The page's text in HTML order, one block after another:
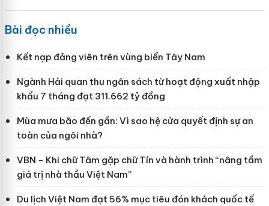
Bài đọc nhiều
Kết nạp đảng viên trên vùng biển Tây Nam
Ngành Hải quan thu ngân sách từ hoạt động xuất nhập
khẩu 7 tháng đạt 311.662 tỷ đồng
Mùa mưa bão đến gần: Vì sao hệ cửa quyết định sự an
toàn của ngôi nhà?
VBN - Khi chữ Tâm gặp chữ Tín và hành trình “nâng tầm
giá trị nhà thầu Việt Nam”
Du lịch Việt Nam đạt 56% mục tiêu đón khách quốc tế